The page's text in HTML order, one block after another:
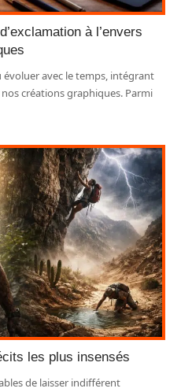
à l’envers
avec le temps, intégrant
créations graphiques. Parmi
les plus insensés
de laisser indifférent